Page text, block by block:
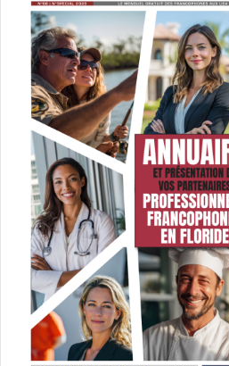
Jack.
Commentaire :
est ici question
dans l’écume d’une société
superficiel à la vertu de
Thomasson a présenté son
quelques mois.
Autre article sur « Les fantômes
– « La succession »de Jean-Paul
Histoire :
joueur professionnel
basque) à Miami, Paul Katrakilis
mort de son père, les souvenirs